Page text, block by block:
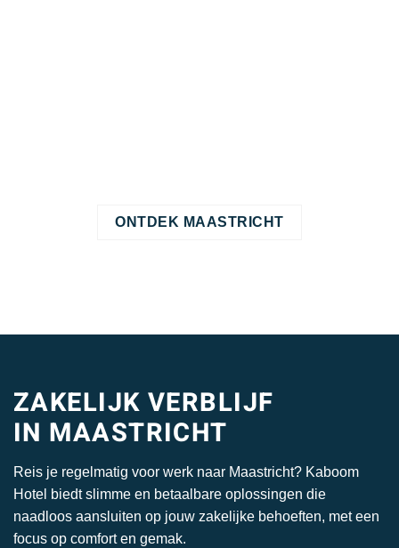
ONTDEK MAASTRICHT
ZAKELIJK VERBLIJF
IN MAASTRICHT
Reis je regelmatig voor werk naar Maastricht? Kaboom
Hotel biedt slimme en betaalbare oplossingen die
naadloos aansluiten op jouw zakelijke behoeften, met een
focus op comfort en gemak.